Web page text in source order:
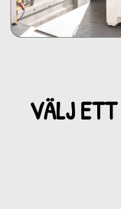
VÄLJ ETT